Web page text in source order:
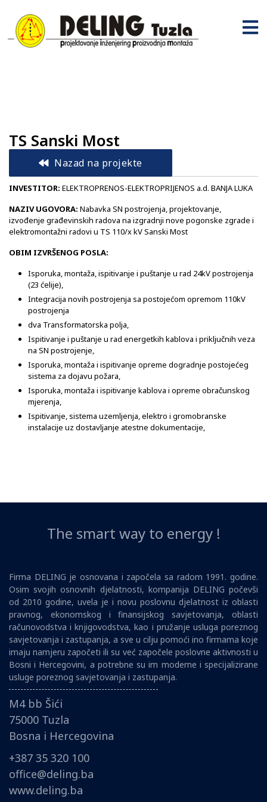
TS Sanski Most
Nazad na projekte
INVESTITOR: ELEKTROPRENOS-ELEKTROPRIJENOS a.d. BANJA LUKA
NAZIV UGOVORA: Nabavka SN postrojenja, projektovanje,
izvođenje građevinskih radova na izgradnji nove pogonske zgrade i
elektromontažni radovi u TS 110/x kV Sanski Most
OBIM IZVRŠENOG POSLA:
Isporuka, montaža, ispitivanje i puštanje u rad 24kV postrojenja
(23 ćelije),
Integracija novih postrojenja sa postojećom opremom 110kV
postrojenja
dva Transformatorska polja,
Ispitivanje i puštanje u rad energetkih kablova i priključnih veza
na SN postrojenje,
Isporuka, montaža i ispitivanje opreme dogradnje postojećeg
sistema za dojavu požara,
Isporuka, montaža i ispitivanje kablova i opreme obračunskog
mjerenja,
Ispitivanje, sistema uzemljenja, elektro i gromobranske
instalacije uz dostavljanje atestne dokumentacije,
The smart way to energy !
Firma DELING je osnovana i započela sa radom 1991. godine.
Osim svojih osnovnih djelatnosti, kompanija DELING počevši
od 2010 godine, uvela je i novu poslovnu djelatnost iz oblasti
pravnog, ekonomskog i finansijskog savjetovanja, oblasti
računovodstva i knjigovodstva, kao i pružanje usluga poreznog
savjetovanja i zastupanja, a sve u cilju pomoći ino firmama koje
imaju namjeru započeti ili su već započele poslovne aktivnosti u
Bosni i Hercegovini, a potrebne su im moderne i specijalizirane
usluge poreznog savjetovanja i zastupanja.
M4 bb Šići
75000 Tuzla
Bosna i Hercegovina
+387 35 320 100
office@deling.ba
www.deling.ba